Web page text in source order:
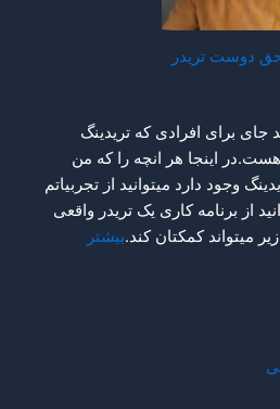
حق دوست تریدر
برای افرادی که تریدینگ
اینجا هر انچه را که من
وجود دارد میتوانید از تجربیاتم
از برنامه کاری یک تریدر واقعی
میتواند کمکتان کند.بیشتر